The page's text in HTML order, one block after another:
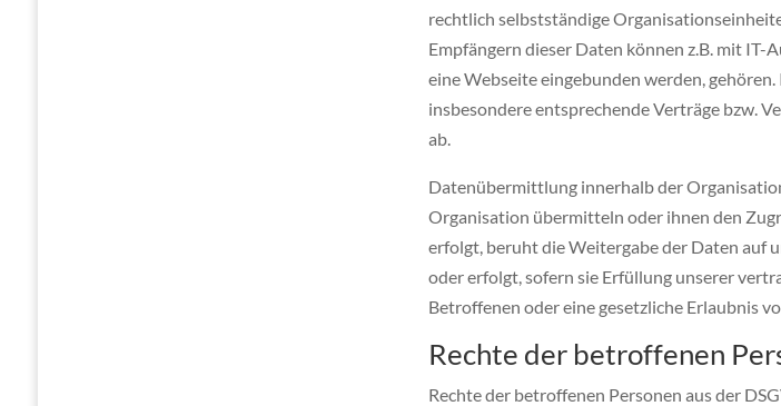
rechtlich selbstständige
Empfängern dieser Daten können z.B. mit
eine Webseite eingebunden werden,
insbesondere entsprechende Verträge bzw.
ab.
Datenübermittlung innerhalb der
Organisation übermitteln oder ihnen den
erfolgt, beruht die Weitergabe der Daten auf
oder erfolgt, sofern sie Erfüllung unserer
Betroffenen oder eine gesetzliche Erlaubnis
Rechte der betroffenen
Rechte der betroffenen Personen aus der